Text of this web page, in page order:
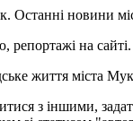
Останні новини
репортажі на
життя міста
з іншими,